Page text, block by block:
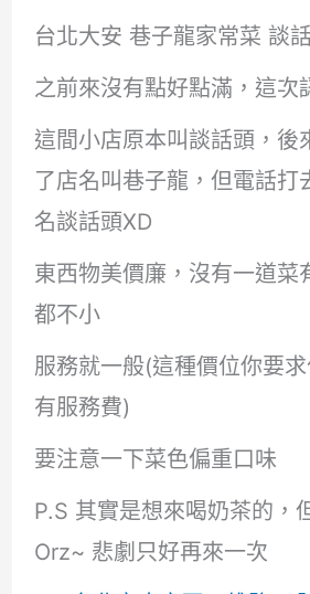
台北大安 巷子龍家常菜 談
之前來沒有點好點滿，這次
這間小店原本叫談話頭，後
了店名叫巷子龍，但電話打
名談話頭XD
東西物美價廉，沒有一道菜
都不小
服務就一般(這種價位你要
有服務費)
要注意一下菜色偏重口味
P.S 其實是想來喝奶茶的，
Orz~ 悲劇只好再來一次